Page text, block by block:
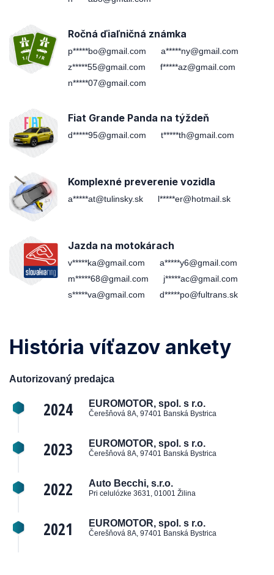
Ročná ďiaľničná známka
p*****bo@gmail.com
a*****ny@gmail.com
z*****55@gmail.com
f*****az@gmail.com
n*****07@gmail.com
Fiat Grande Panda na týždeň
d*****95@gmail.com t*****th@gmail.com
Komplexné preverenie vozidla
a*****at@tulinsky.sk l*****er@hotmail.sk
Jazda na motokárach
v*****ka@gmail.com
a*****y6@gmail.com
m*****68@gmail.com
j*****ac@gmail.com
s*****va@gmail.com
d*****po@fultrans.sk
História víťazov ankety
Autorizovaný predajca
2024 EUROMOTOR, spol. s r.o.
Čerešňová 8A, 97401 Banská Bystrica
2023 EUROMOTOR, spol. s r.o.
Čerešňová 8A, 97401 Banská Bystrica
2022 Auto Becchi, s.r.o.
Pri celulózke 3631, 01001 Žilina
2021 EUROMOTOR, spol. s r.o.
Čerešňová 8A, 97401 Banská Bystrica